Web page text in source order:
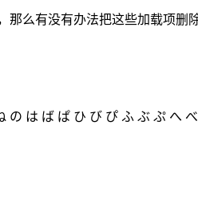
那么有没有办法把这些加载项删
の は ば ぱ ひ び ぴ ふ ぶ ぷ へ